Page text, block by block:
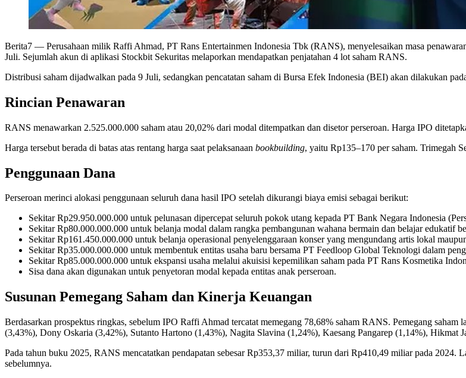
Berita7 — Perusahaan milik Raffi Ahmad, PT Rans Entertainmen Indonesia Tbk (RANS), menyelesaikan masa
Juli. Sejumlah akun di aplikasi Stockbit Sekuritas melaporkan mendapatkan penjatahan 4 lot saham RANS.
Distribusi saham dijadwalkan pada 9 Juli, sedangkan pencatatan saham di Bursa Efek Indonesia (BEI) akan dilakukan
Rincian Penawaran
RANS menawarkan 2.525.000.000 saham atau 20,02% dari modal ditempatkan dan disetor perseroan. Harga IPO
Harga tersebut berada di batas atas rentang harga saat pelaksanaan bookbuilding, yaitu Rp135–170 per saham. Trimegah
Penggunaan Dana
Perseroan merinci alokasi penggunaan seluruh dana hasil IPO setelah dikurangi biaya emisi sebagai berikut:
Sekitar Rp29.950.000.000 untuk pelunasan dipercepat seluruh pokok utang kepada PT Bank Negara Indonesia
Sekitar Rp80.000.000.000 untuk belanja modal dalam rangka pembangunan wahana bermain dan belajar edukatif
Sekitar Rp161.450.000.000 untuk belanja operasional penyelenggaraan konser yang mengundang artis lokal
Sekitar Rp35.000.000.000 untuk membentuk entitas usaha baru bersama PT Feedloop Global Teknologi dalam
Sekitar Rp85.000.000.000 untuk ekspansi usaha melalui akuisisi kepemilikan saham pada PT Rans Kosmetika
Sisa dana akan digunakan untuk penyetoran modal kepada entitas anak perseroan.
Susunan Pemegang Saham dan Kinerja Keuangan
Berdasarkan prospektus ringkas, sebelum IPO Raffi Ahmad tercatat memegang 78,68% saham RANS. Pemegang
(3,43%), Dony Oskaria (3,42%), Sutanto Hartono (1,43%), Nagita Slavina (1,24%), Kaesang Pangarep (1,14%),
Pada tahun buku 2025, RANS mencatatkan pendapatan sebesar Rp353,37 miliar, turun dari Rp410,49 miliar pada
sebelumnya.